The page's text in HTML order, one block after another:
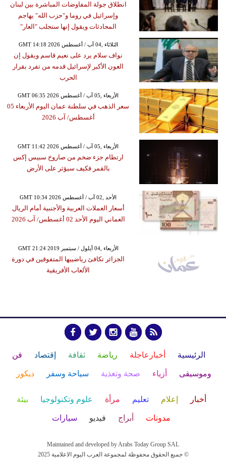
انطلاق جولة المفاوضات المباشرة بين لبنان
وإسرائيل في روما و"حزب الله" يهاجم
المحادثات ويقول إنها ستجلب "العار"
GMT 14:18 2026 الثلاثاء ,04 آب / أغسطس
نواف سلام يرد على نعيم قاسم ويقول إن
العون الأكبر لإسرائيل قدمه من تفرد بقرار
الحرب
GMT 06:35 2026 الأربعاء ,05 آب / أغسطس
سعر الذهب في سلطنة عمان اليوم الأربعاء 05
أغسطس/ آب 2026
GMT 11:42 2026 الأربعاء ,05 آب / أغسطس
ارتطام جزء ضخم من صاروخ سبيس إكس
بالقمر فكيف سيؤثر على الأرض
GMT 10:34 2026 الأحد ,02 آب / أغسطس
أسعار العملات العربية والأجنبية أمام الريال
العماني اليوم الأحد 02 أغسطس/ آب 2026
GMT 21:24 2019 الأربعاء ,04 أيلول / سبتمبر
الجزائر تكافئ رياضييها المتفوقين في دورة
الألعاب الأفريقية
الرئيسية أخبارعاجلة رياضة ثقافة إقتصاد فن
وموسيقى أزياء صحة وتغذية سياحة وسفر ديكور
أخبار إعلام تعليم مرأة علوم وتكنولوجيا بيئة
مدونات أبراج فيديو سيارات
Maintained and developed by Arabs Today Group SAL
جميع الحقوق محفوظة لمجموعة العرب اليوم الاعلامية 2025 ©